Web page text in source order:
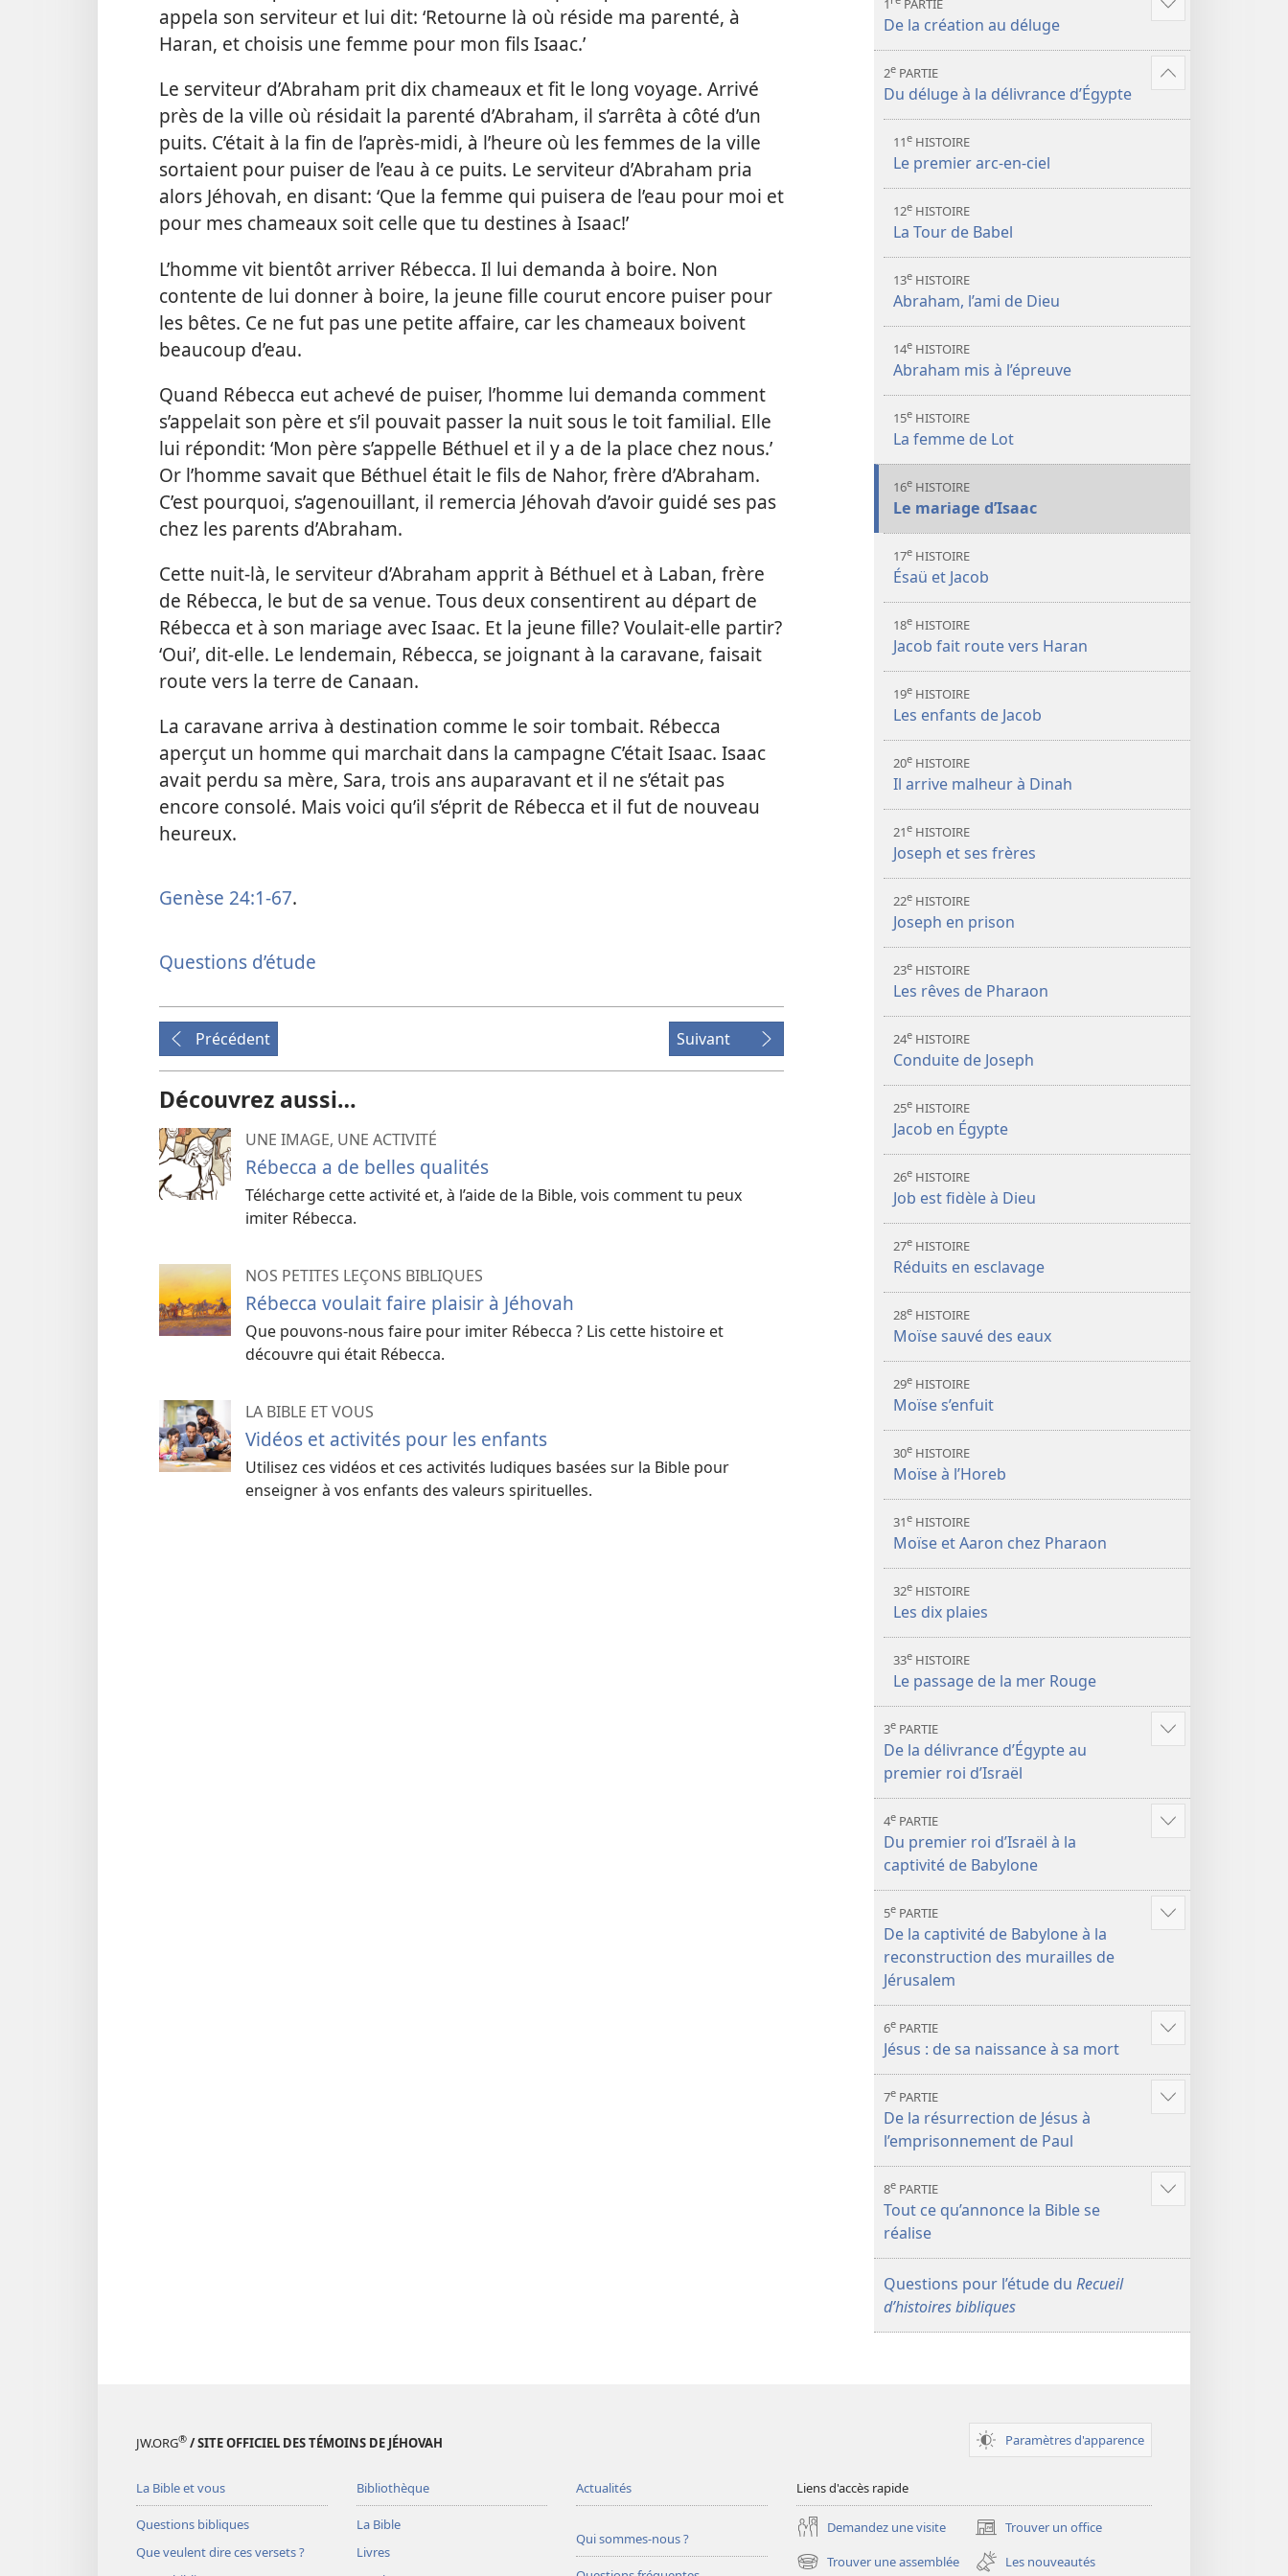
appela son serviteur et lui dit: ‘Retourne là où réside ma parenté, à
Haran, et choisis une femme pour mon fils Isaac.’
Le serviteur d’Abraham prit dix chameaux et fit le long voyage. Arrivé
près de la ville où résidait la parenté d’Abraham, il s’arrêta à côté d’un
puits. C’était à la fin de l’après-midi, à l’heure où les femmes de la ville
sortaient pour puiser de l’eau à ce puits. Le serviteur d’Abraham pria
alors Jéhovah, en disant: ‘Que la femme qui puisera de l’eau pour moi et
pour mes chameaux soit celle que tu destines à Isaac!’
L’homme vit bientôt arriver Rébecca. Il lui demanda à boire. Non
contente de lui donner à boire, la jeune fille courut encore puiser pour
les bêtes. Ce ne fut pas une petite affaire, car les chameaux boivent
beaucoup d’eau.
Quand Rébecca eut achevé de puiser, l’homme lui demanda comment
s’appelait son père et s’il pouvait passer la nuit sous le toit familial. Elle
lui répondit: ‘Mon père s’appelle Béthuel et il y a de la place chez nous.’
Or l’homme savait que Béthuel était le fils de Nahor, frère d’Abraham.
C’est pourquoi, s’agenouillant, il remercia Jéhovah d’avoir guidé ses pas
chez les parents d’Abraham.
Cette nuit-​là, le serviteur d’Abraham apprit à Béthuel et à Laban, frère
de Rébecca, le but de sa venue. Tous deux consentirent au départ de
Rébecca et à son mariage avec Isaac. Et la jeune fille? Voulait-​elle partir?
‘Oui’, dit-​elle. Le lendemain, Rébecca, se joignant à la caravane, faisait
route vers la terre de Canaan.
La caravane arriva à destination comme le soir tombait. Rébecca
aperçut un homme qui marchait dans la campagne C’était Isaac. Isaac
avait perdu sa mère, Sara, trois ans auparavant et il ne s’était pas
encore consolé. Mais voici qu’il s’éprit de Rébecca et il fut de nouveau
heureux.
Genèse 24:1-67.
Questions d’étude
Précédent Suivant
Découvrez aussi…
UNE IMAGE, UNE ACTIVITÉ
Rébecca a de belles qualités
Télécharge cette activité et, à l’aide de la Bible, vois comment tu peux
imiter Rébecca.
NOS PETITES LEÇONS BIBLIQUES
Rébecca voulait faire plaisir à Jéhovah
Que pouvons-nous faire pour imiter Rébecca ? Lis cette histoire et
découvre qui était Rébecca.
LA BIBLE ET VOUS
Vidéos et activités pour les enfants
Utilisez ces vidéos et ces activités ludiques basées sur la Bible pour
enseigner à vos enfants des valeurs spirituelles.
1 PARTIE
De la création au déluge
Voir
de
contenu
2e PARTIE
Du déluge à la délivrance d’Égypte
Voir
11e HISTOIRE
Le premier arc-en-ciel
12e HISTOIRE
La Tour de Babel
13e HISTOIRE
Abraham, l’ami de Dieu
14e HISTOIRE
Abraham mis à l’épreuve
15e HISTOIRE
La femme de Lot
16e HISTOIRE
Le mariage d’Isaac
17e HISTOIRE
Ésaü et Jacob
18e HISTOIRE
Jacob fait route vers Haran
19e HISTOIRE
Les enfants de Jacob
20e HISTOIRE
Il arrive malheur à Dinah
21e HISTOIRE
Joseph et ses frères
22e HISTOIRE
Joseph en prison
23e HISTOIRE
Les rêves de Pharaon
24e HISTOIRE
Conduite de Joseph
25e HISTOIRE
Jacob en Égypte
26e HISTOIRE
Job est fidèle à Dieu
27e HISTOIRE
Réduits en esclavage
28e HISTOIRE
Moïse sauvé des eaux
29e HISTOIRE
Moïse s’enfuit
30e HISTOIRE
Moïse à l’Horeb
31e HISTOIRE
Moïse et Aaron chez Pharaon
32e HISTOIRE
Les dix plaies
33e HISTOIRE
Le passage de la mer Rouge
3e PARTIE
De la délivrance d’Égypte au
premier roi d’Israël
Voir
contenu
4e PARTIE
Du premier roi d’Israël à la
captivité de Babylone
Voir
contenu
5e PARTIE
De la captivité de Babylone à la
reconstruction des murailles de
Jérusalem
Voir
6e PARTIE
Jésus : de sa naissance à sa mort
Voir
de
contenu
7e PARTIE
De la résurrection de Jésus à
l’emprisonnement de Paul
Voir
contenu
8e PARTIE
Tout ce qu’annonce la Bible se
réalise
Voir
Questions pour l’étude du Recueil
d’histoires bibliques
JW.ORG® / SITE OFFICIEL DES TÉMOINS DE JÉHOVAH Paramètres d'apparence
La Bible et vous
Questions bibliques
Que veulent dire ces versets ?
Bibliothèque
La Bible
Livres
Actualités
Qui sommes-nous ?
Liens d'accès rapide
Demandez une visite Trouver un office
(ouvre
une
nouvelle
Trouver une assemblée
(ouvre Les nouveautés